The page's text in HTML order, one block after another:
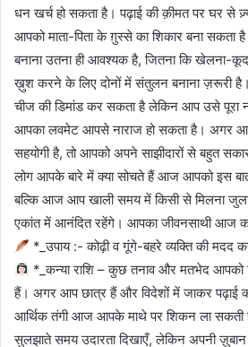
धन खर्च हो सकता है। पढ़ाई की क़ीमत पर घर से
आपको माता-पिता के ग़ुस्से का शिकार बना सकता
बनाना उतना ही आवश्यक है, जितना कि खेलना-
ख़ुश करने के लिए दोनों में संतुलन बनाना ज़रूरी
चीज की डिमांड कर सकता है लेकिन आप उसे पूरा
आपका लवमेट आपसे नाराज हो सकता है। अगर
सहयोगी है, तो आपको अपने साझीदारों से बहुत
लोग आपके बारे में क्या सोचते हैं आज आपको इस
बल्कि आज आप खाली समय में किसी से मिलना
एकांत में आनंदित रहेंगे। आपका जीवनसाथी आज
*_उपाय :- कोढ़ी व गूंगे-बहरे व्यक्ति की मदद
*_कन्या राशि – कुछ तनाव और मतभेद
हैं। अगर आप छात्र हैं और विदेशों में जाकर पढ़ाई
आर्थिक तंगी आज आपके माथे पर शिकन ला सकती
सुलझाते समय उदारता दिखाएँ, लेकिन अपनी